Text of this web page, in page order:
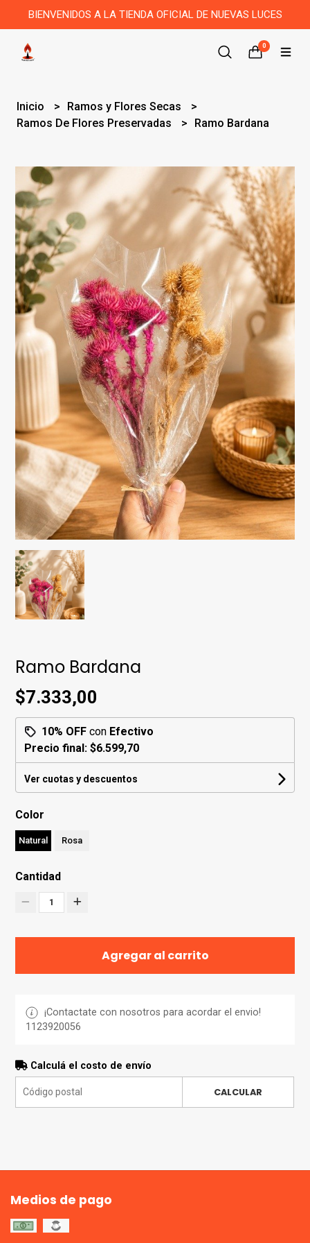
BIENVENIDOS A LA TIENDA OFICIAL DE NUEVAS LUCES
0
Inicio
Ramos y Flores Secas
Ramos De Flores Preservadas
Ramo Bardana
Ramo Bardana
$7.333,00
10% OFF con Efectivo
Precio final:$6.599,70
Ver cuotas y descuentos
Color
Natural Rosa
Cantidad
1
Agregar al carrito
¡Contactate con nosotros para acordar el envio!
1123920056
Calculá el costo de envío
CALCULAR
Medios de pago